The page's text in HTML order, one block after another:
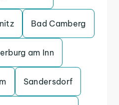
Bad Camberg
am Inn
Sandersdorf